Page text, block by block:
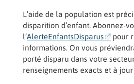
L’aide de la population est
disparition d’enfant. Abonnez-
l’AlerteEnfantsDisparus
pour
informations. On vous
porté disparu dans votre
renseignements exacts et à